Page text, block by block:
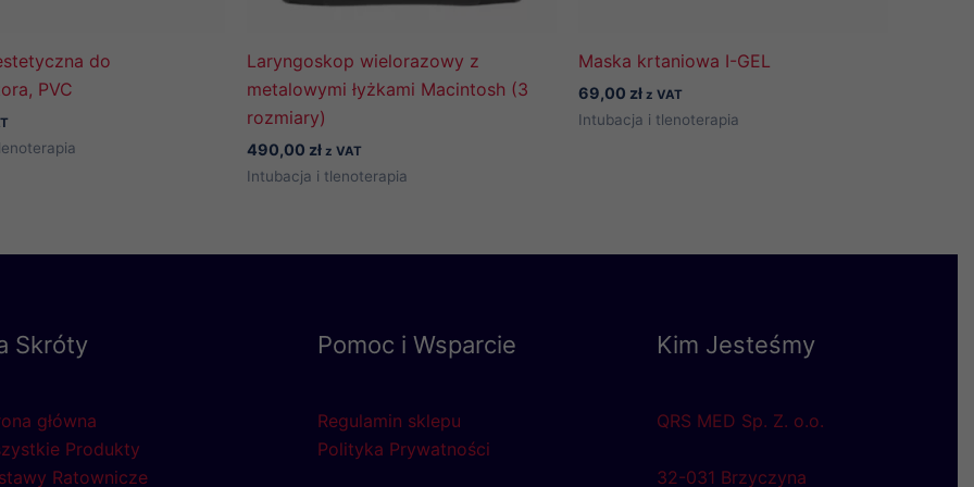
do
PVC
Laryngoskop wielorazowy z
metalowymi łyżkami Macintosh (3
rozmiary)
490,00 zł z VAT
Intubacja i tlenoterapia
Maska krtaniowa I-GEL
69,00 zł z VAT
Intubacja i tlenoterapia
Skróty
główna
Produkty
Ratownicze
Pomoc i Wsparcie
Regulamin sklepu
Polityka Prywatności
Kim Jesteśmy
QRS MED Sp. Z. o.o.
32-031 Brzyczyna